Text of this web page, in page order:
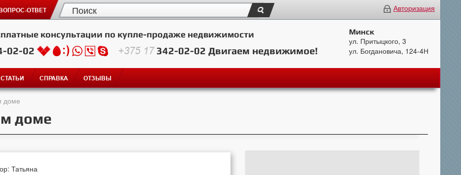
ОТВЕТ Авторизация
консультации по купле-продаже недвижимости
02-02 +375 17342-02-02 Двигаем недвижимое!
Минск
ул. Притыцкого, 3
ул. Богдановича, 124-4Н
СТАТЬИ СПРАВКА ОТЗЫВЫ
доме
доме
Татьяна